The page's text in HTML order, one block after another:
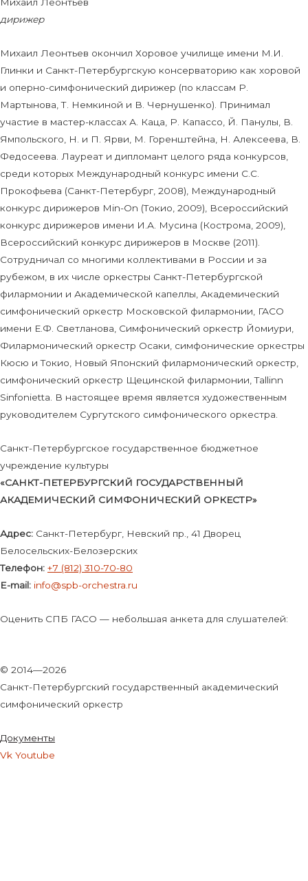
Михаил Леонтьев
дирижер
Михаил Леонтьев окончил Хоровое училище имени М.И.
Глинки и Санкт-Петербургскую консерваторию как хоровой
и оперно-симфонический дирижер (по классам Р.
Мартынова, Т. Немкиной и В. Чернушенко). Принимал
участие в мастер-классах А. Каца, Р. Капассо, Й. Панулы, В.
Ямпольского, Н. и П. Ярви, М. Горенштейна, Н. Алексеева, В.
Федосеева. Лауреат и дипломант целого ряда конкурсов,
среди которых Международный конкурс имени С.С.
Прокофьева (Санкт-Петербург, 2008), Международный
конкурс дирижеров Min-On (Токио, 2009), Всероссийский
конкурс дирижеров имени И.А. Мусина (Кострома, 2009),
Всероссийский конкурс дирижеров в Москве (2011).
Сотрудничал со многими коллективами в России и за
рубежом, в их числе оркестры Санкт-Петербургской
филармонии и Академической капеллы, Академический
симфонический оркестр Московской филармонии, ГАСО
имени Е.Ф. Светланова, Симфонический оркестр Йомиури,
Филармонический оркестр Осаки, симфонические оркестры
Кюсю и Токио, Новый Японский филармонический оркестр,
симфонический оркестр Щецинской филармонии, Tallinn
Sinfonietta. В настоящее время является художественным
руководителем Сургутского симфонического оркестра.
Санкт-Петербургское государственное бюджетное
учреждение культуры
«САНКТ-ПЕТЕРБУРГСКИЙ ГОСУДАРСТВЕННЫЙ
АКАДЕМИЧЕСКИЙ СИМФОНИЧЕСКИЙ ОРКЕСТР»
Адрес: Санкт-Петербург, Невский пр., 41 Дворец
Белосельских-Белозерских
Телефон: +7 (812) 310-70-80
E-mail: info@spb-orchestra.ru
Оценить СПБ ГАСО — небольшая анкета для слушателей:
© 2014—2026
Санкт-Петербургский государственный академический
симфонический оркестр
Документы
Vk Youtube